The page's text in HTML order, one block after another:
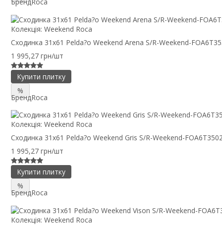
Колекція: Weekend Roca
Сходинка 31x61 Pelda?o Weekend Arena S/R-Weekend-
1 995,27 грн/шт
Купити плитку
%
БрендRoca
Колекція: Weekend Roca
Сходинка 31x61 Pelda?o Weekend Gris S/R-Weekend-
1 995,27 грн/шт
Купити плитку
%
БрендRoca
Колекція: Weekend Roca